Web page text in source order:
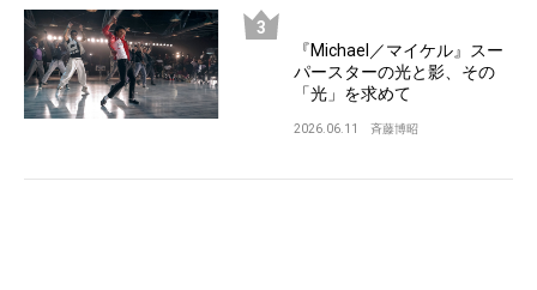
『Michael／マイケル』スー
パースターの光と影、その
「光」を求めて
2026.06.11 斉藤博昭